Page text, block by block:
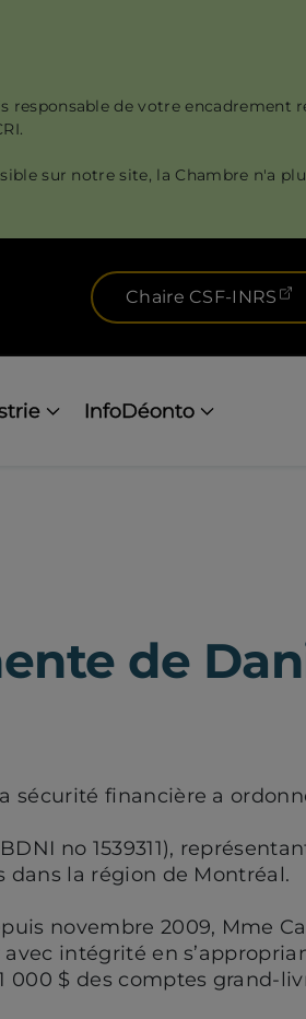
responsable de votre
sur notre site, la Chambre n'a
Chaire CSF-INRS
InfoDéonto
de
sécurité financière a
no 1539311),
la région de Montréal.
novembre 2009, Mme
intégrité en
000 $ des comptes grand-